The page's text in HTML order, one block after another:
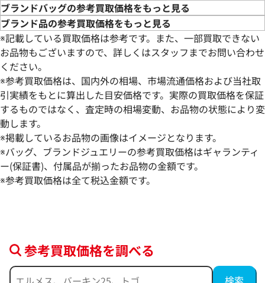
トッズ ハンドバッグ レザー
参考買取価格
ルイ・ヴィトン
サック N51132
ブランドバッグの参考買取価格をもっと見る
ブランド品の参考買取価格をもっと見る
※記載している買取価格は参考です。また、一部買取できない
お品物もございますので、詳しくはスタッフまでお問い合わせ
ください。
※参考買取価格は、国内外の相場、市場流通価格および当社取
引実績をもとに算出した目安価格です。実際の買取価格を保証
するものではなく、査定時の相場変動、お品物の状態により変
動します。
※掲載しているお品物の画像はイメージとなります。
※バッグ、ブランドジュエリーの参考買取価格はギャランティ
ー(保証書)、付属品が揃ったお品物の金額です。
※参考買取価格は全て税込金額です。
参考買取価格を調べる